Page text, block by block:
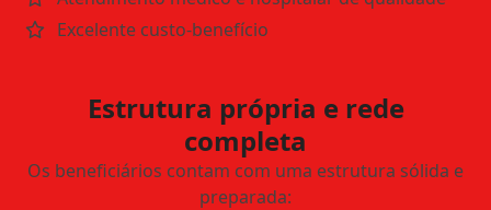
Excelente custo-benefício
Estrutura própria e rede
completa
Os beneficiários contam com uma estrutura sólida e
preparada: